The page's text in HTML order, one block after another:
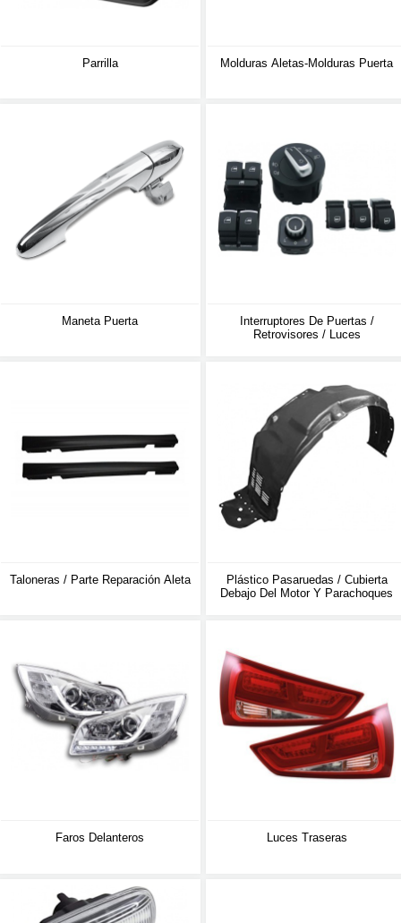
Parrilla Molduras Aletas-Molduras Puerta
Maneta Puerta
Interruptores De Puertas /
Retrovisores / Luces
Taloneras / Parte Reparación Aleta
Plástico Pasaruedas / Cubierta
Debajo Del Motor Y Parachoques
Faros Delanteros Luces Traseras